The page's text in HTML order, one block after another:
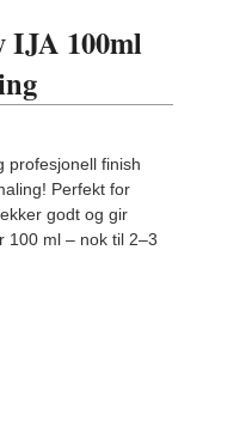
IJA 100ml
profesjonell finish
Perfekt for
godt og gir
100 ml – nok til 2–3